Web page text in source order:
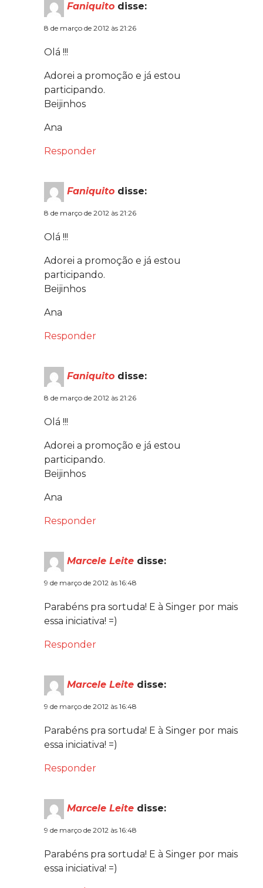
Faniquito disse:
8 de março de 2012 às 21:26
Olá !!!
Adorei a promoção e já estou
participando.
Beijinhos
Ana
Responder
Faniquito disse:
8 de março de 2012 às 21:26
Olá !!!
Adorei a promoção e já estou
participando.
Beijinhos
Ana
Responder
Faniquito disse:
8 de março de 2012 às 21:26
Olá !!!
Adorei a promoção e já estou
participando.
Beijinhos
Ana
Responder
Marcele Leite disse:
9 de março de 2012 às 16:48
Parabéns pra sortuda! E à Singer por mais
essa iniciativa! =)
Responder
Marcele Leite disse:
9 de março de 2012 às 16:48
Parabéns pra sortuda! E à Singer por mais
essa iniciativa! =)
Responder
Marcele Leite disse:
9 de março de 2012 às 16:48
Parabéns pra sortuda! E à Singer por mais
essa iniciativa! =)